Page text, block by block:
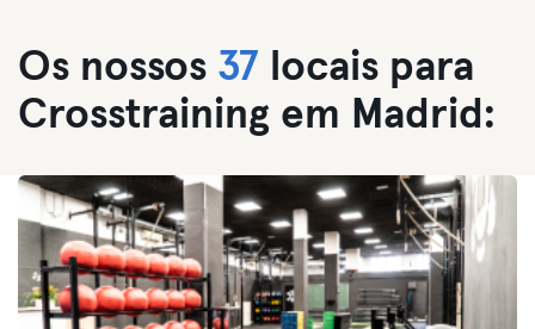
Os nossos 37 locais para
Crosstraining em Madrid: